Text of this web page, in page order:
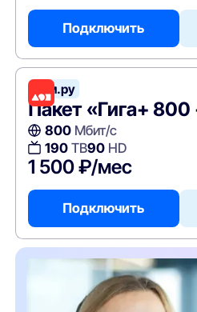
Подключить
Дом.ру
Пакет «Гига+ 800
800Мбит/с
190ТВ90HD
1 500 ₽/мес
Подключить